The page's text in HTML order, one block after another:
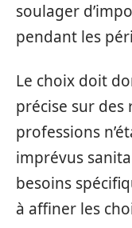
soulager
pendant les
Le choix doit
précise sur
professions
imprévus
besoins
à affiner les